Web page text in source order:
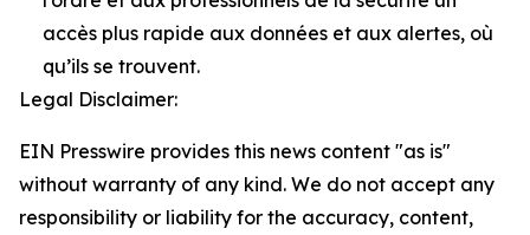
accès plus rapide aux données et aux alertes, où
qu’ils se trouvent.
Legal Disclaimer:
EIN Presswire provides this news content "as is"
without warranty of any kind. We do not accept any
responsibility or liability for the accuracy, content,